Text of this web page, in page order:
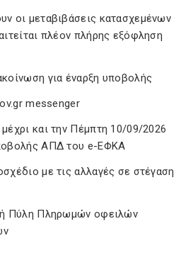
οι μεταβιβάσεις κατασχεμένων
πλέον πλήρης εξόφληση
για έναρξη υποβολής
messenger
και την Πέμπτη 10/09/2026
ΑΠΔ του e-ΕΦΚΑ
με τις αλλαγές σε στέγαση
Πύλη Πληρωμών οφειλών